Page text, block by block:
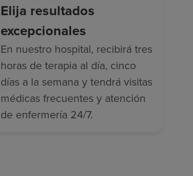
Elija resultados
excepcionales
En nuestro hospital, recibirá tres
horas de terapia al día, cinco
días a la semana y tendrá visitas
médicas frecuentes y atención
de enfermería 24/7.